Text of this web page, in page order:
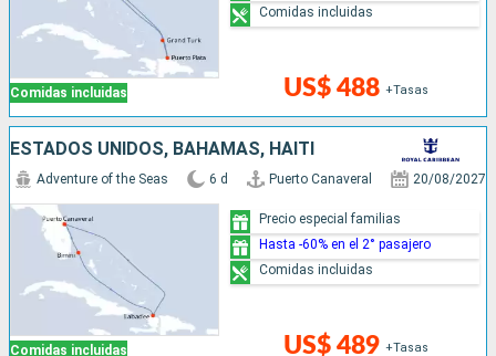
Comidas incluidas US$ 488 +Tasas
Comidas incluidas
ESTADOS UNIDOS, BAHAMAS, HAITI
Comidas incluidas
Adventure of the Seas 6 d Puerto Canaveral 20/08/2027
US$ 489 +Tasas
Precio especial familias
Hasta -60% en el 2° pasajero
Comidas incluidas